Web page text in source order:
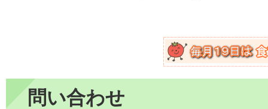
問い合わせ